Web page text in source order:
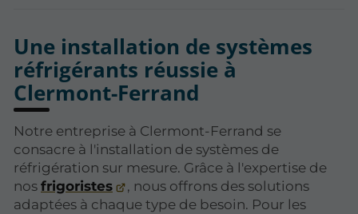
Une installation de systèmes
réfrigérants réussie à
Clermont-Ferrand
Notre entreprise à Clermont-Ferrand se
consacre à l'installation de systèmes de
réfrigération sur mesure. Grâce à l'expertise de
nos frigoristes
, nous offrons des solutions
adaptées à chaque type de besoin. Pour les